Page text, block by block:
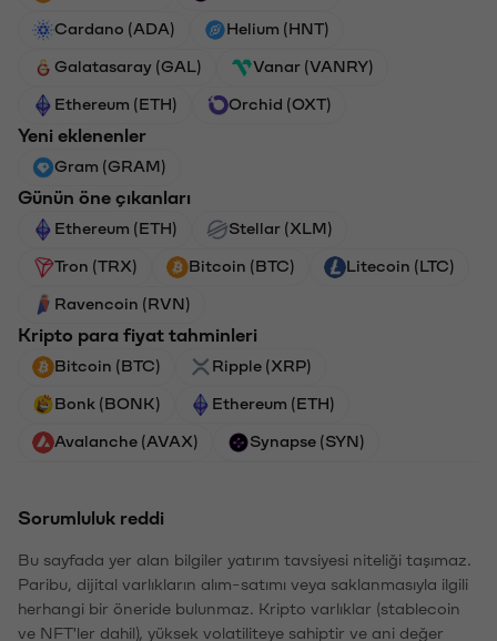
Cardano (ADA) Helium (HNT)
Galatasaray (GAL) Vanar (VANRY)
Ethereum (ETH) Orchid (OXT)
Yeni eklenenler
Gram (GRAM)
Günün öne çıkanları
Ethereum (ETH) Stellar (XLM)
Tron (TRX) Bitcoin (BTC) Litecoin (LTC)
Ravencoin (RVN)
Kripto para fiyat tahminleri
Bitcoin (BTC) Ripple (XRP)
Bonk (BONK) Ethereum (ETH)
Avalanche (AVAX) Synapse (SYN)
Sorumluluk reddi
Bu sayfada yer alan bilgiler yatırım tavsiyesi niteliği taşımaz.
Paribu, dijital varlıkların alım-satımı veya saklanmasıyla ilgili
herhangi bir öneride bulunmaz. Kripto varlıklar (stablecoin
ve NFT'ler dahil), yüksek volatiliteye sahiptir ve ani değer